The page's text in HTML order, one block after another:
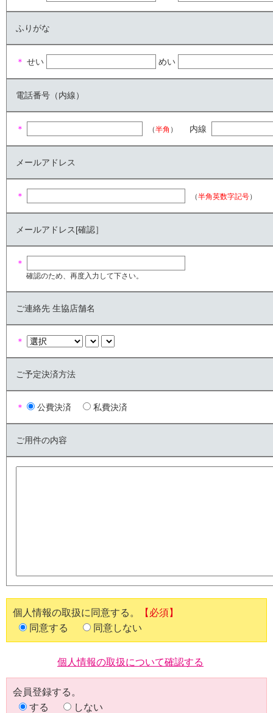
ふりがな
＊ せい めい
電話番号（内線）
＊ （半角 ） 内線
メールアドレス
＊ （半角英数字記号）
メールアドレス[確認］
＊
確認のため、再度入力して下さい。
ご連絡先 生協店舗名
＊
ご予定決済方法
＊ 公費決済 私費決済
ご用件の内容
個人情報の取扱に同意する。
【必須】
同意する
同意しない
個人情報の取扱について確認する
会員登録する。
する
しない